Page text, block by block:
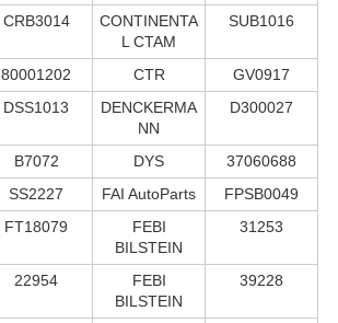
CRB3014
CONTINENTA
L CTAM
SUB1016
80001202 CTR
GV0917
DSS1013
DENCKERMA
NN
D300027
B7072 DYS
37060688
SS2227 FAI AutoParts
FPSB0049
FT18079
FEBI
BILSTEIN
31253
22954
FEBI
BILSTEIN
39228